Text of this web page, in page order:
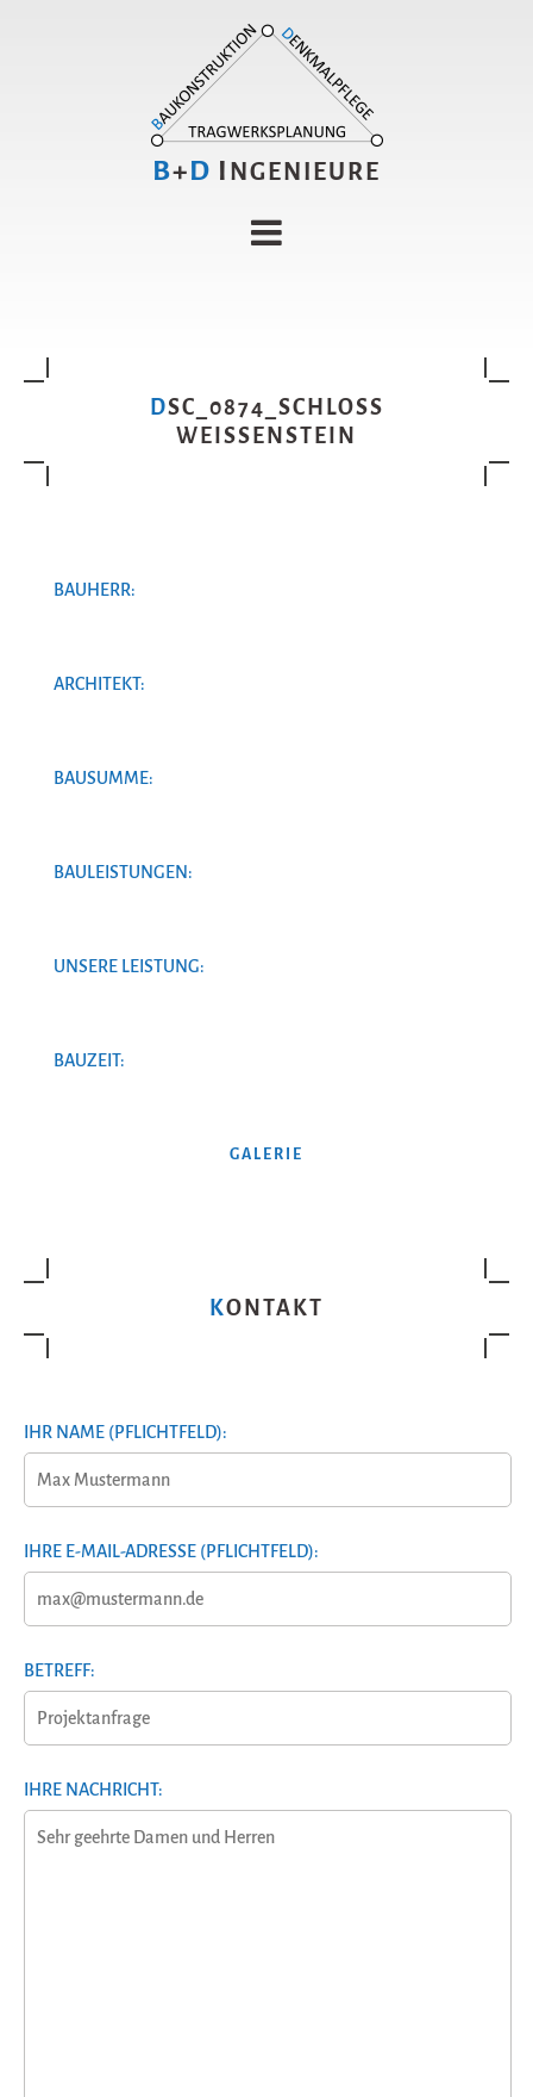
B+D I NGENIEURE
DSC_0874_SCHLOSS
WEISSENSTEIN
BAUHERR:
ARCHITEKT:
BAUSUMME:
BAULEISTUNGEN:
UNSERE LEISTUNG:
BAUZEIT:
GALERIE
KONTAKT
IHR NAME (PFLICHTFELD):
IHRE E-MAIL-ADRESSE (PFLICHTFELD):
BETREFF:
IHRE NACHRICHT: